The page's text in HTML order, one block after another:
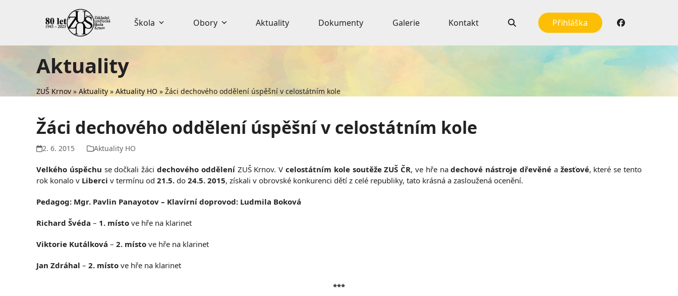
Škola Obory Aktuality Dokumenty Galerie Kontakt Přihláška
Aktuality
ZUŠ Krnov » Aktuality » Aktuality HO » Žáci dechového oddělení úspěšní v celostátním kole
Žáci dechového oddělení úspěšní v celostátním kole
2. 6. 2015 Aktuality HO
Velkého úspěchu se dočkali žáci dechového oddělení ZUŠ Krnov. Vcelostátním kole soutěže ZUŠ ČR, ve hře nadechové nástroje dřevěné a žesťové, které se tento
rok konalo v Liberci v termínu od 21.5. do 24.5. 2015, získali v obrovské konkurenci dětí z celé republiky, tato krásná a zasloužená ocenění.
Pedagog: Mgr. Pavlin Panayotov – Klavírní doprovod: Ludmila Boková
Richard Švéda – 1. místo ve hře na klarinet
Viktorie Kutálková – 2. místo ve hře na klarinet
Jan Zdráhal – 2. místo ve hře na klarinet
***